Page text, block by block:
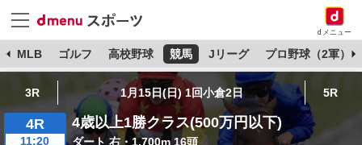
dメニュー
MLB ゴルフ 高校野球 競馬 Jリーグ プロ野球（2軍）
3R 1月15日(日) 1回小倉2日 5R
4R
11:20
4歳以上1勝クラス(500万円以下)
ダート 右・1,700m 16頭